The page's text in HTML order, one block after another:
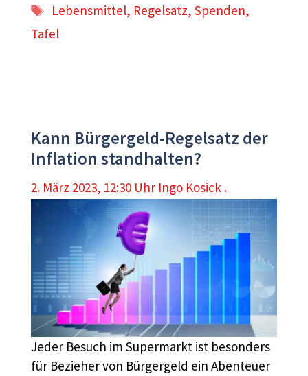
Schlagwörter
Lebensmittel, Regelsatz,Spenden,
Tafel
Kann Bürgergeld-Regelsatz der
Inflation standhalten?
2. März 2023, 12:30 Uhr Ingo Kosick .
Jeder Besuch im Supermarkt ist besonders
für Bezieher von Bürgergeld ein Abenteuer